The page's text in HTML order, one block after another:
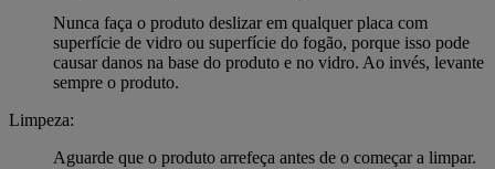
Nunca faça o produto deslizar em qualquer placa com
superfície de vidro ou superfície do fogão, porque isso pode
causar danos na base do produto e no vidro. Ao invés, levante
sempre o produto.
Limpeza:
Aguarde que o produto arrefeça antes de o começar a limpar.